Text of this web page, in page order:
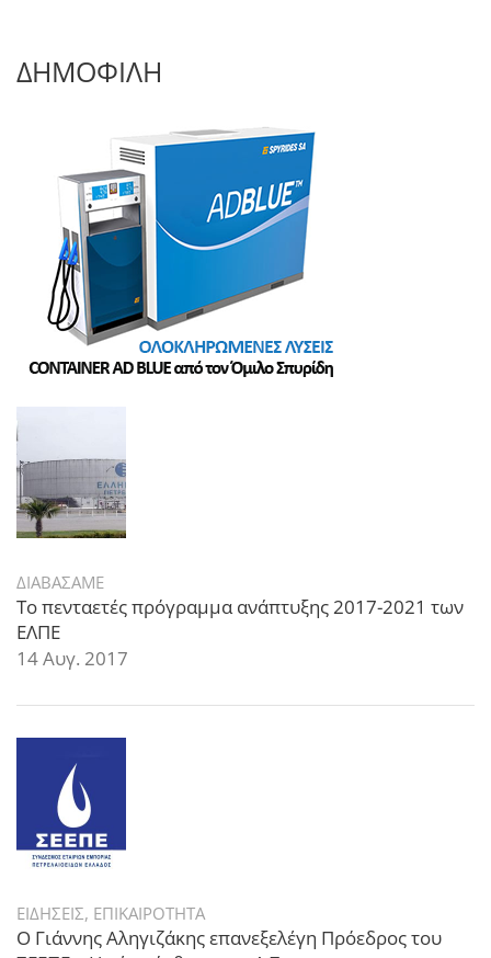
ΔΗΜΟΦΙΛΗ
ΔΙΑΒΑΣΑΜΕ
Το πενταετές πρόγραμμα ανάπτυξης 2017-2021 των
ΕΛΠΕ
14 Αυγ. 2017
ΕΙΔΗΣΕΙΣ, ΕΠΙΚΑΙΡΟΤΗΤΑ
Ο Γιάννης Αληγιζάκης επανεξελέγη Πρόεδρος του